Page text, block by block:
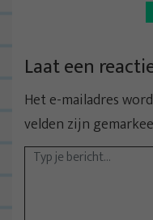
Laat een
Het e-mailadres
velden zijn